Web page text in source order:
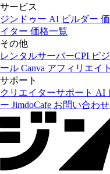
サービス
ジンドゥー AI ビルダー
イター 価格一覧
その他
レンタルサーバーCPI ビ
ール Canva アフィリエイ
サポート
クリエイターサポート AI
ー JimdoCafe お問い合わせ